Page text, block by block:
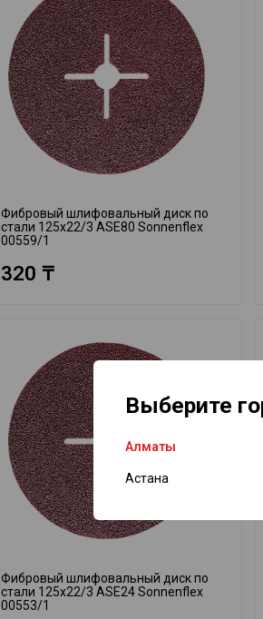
Выберите
Алматы
Астана
Фибровый шлифовальный диск по
стали 125x22/3 ASE80 Sonnenflex
00559/1
320 ₸
Фибровый шлифовальный диск по
стали 125x22/3 ASE24 Sonnenflex
00553/1